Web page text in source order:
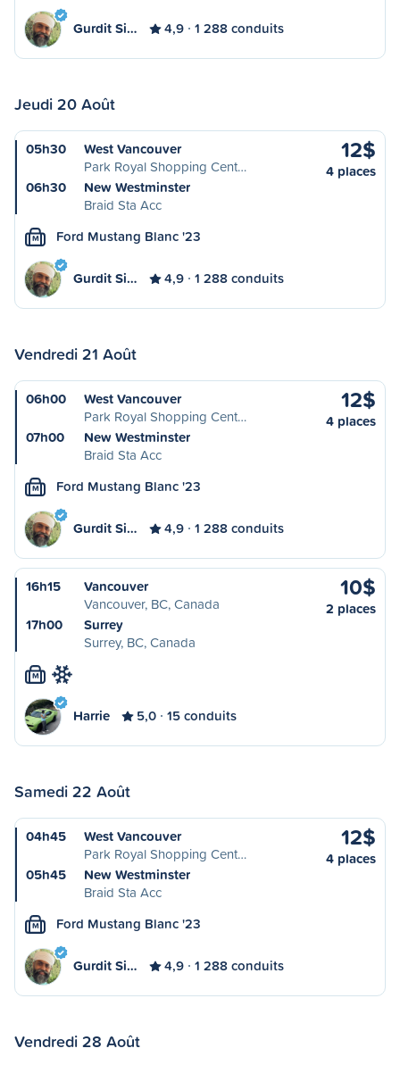
Gurdit Si… 4,9 1 288 conduits
Jeudi 20 Août
05h30
West Vancouver
Park Royal Shopping Cent…
06h30
New Westminster
Braid Sta Acc
12$
4 places
M Ford Mustang Blanc '23
Gurdit Si… 4,9 1 288 conduits
Vendredi 21 Août
06h00
West Vancouver
Park Royal Shopping Cent…
07h00
New Westminster
Braid Sta Acc
12$
4 places
M Ford Mustang Blanc '23
Gurdit Si… 4,9 1 288 conduits
16h15
Vancouver
Vancouver, BC, Canada
17h00
Surrey
Surrey, BC, Canada
10$
2 places
M
Harrie 5,0 15 conduits
Samedi 22 Août
04h45
West Vancouver
Park Royal Shopping Cent…
05h45
New Westminster
Braid Sta Acc
12$
4 places
M Ford Mustang Blanc '23
Gurdit Si… 4,9 1 288 conduits
Vendredi 28 Août